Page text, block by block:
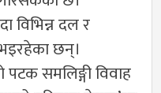
विभिन्न दल र
छन्।
पटक समलिङ्गी विवाह